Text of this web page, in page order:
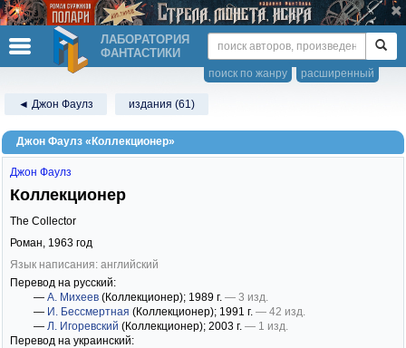
ЛАБОРАТОРИЯ
ФАНТАСТИКИ
расширенный
поиск по жанру
◄ Джон Фаулз издания (61)
Джон Фаулз «Коллекционер»
Джон Фаулз
Коллекционер
The Collector
Роман, 1963 год
Язык написания: английский
Перевод на русский:
— А. Михеев (Коллекционер); 1989 г. — 3 изд.
— И. Бессмертная (Коллекционер); 1991 г. — 42 изд.
— Л. Игоревский (Коллекционер); 2003 г. — 1 изд.
Перевод на украинский: